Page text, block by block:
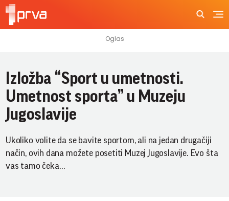
Izložba “Sport u umetnosti.
Umetnost sporta” u Muzeju
Jugoslavije
Ukoliko volite da se bavite sportom, ali na jedan drugačiji
način, ovih dana možete posetiti Muzej Jugoslavije. Evo šta
vas tamo čeka…